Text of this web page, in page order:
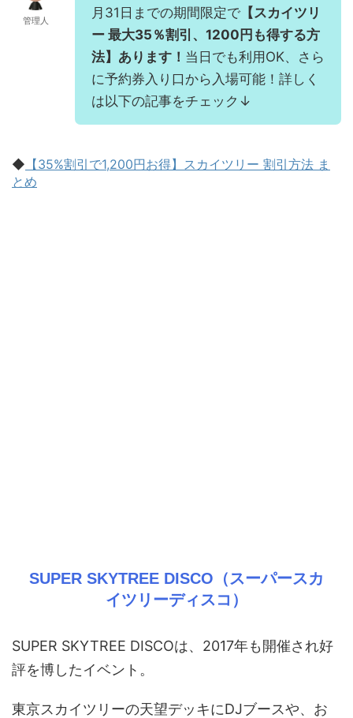
管理人
月31日までの期間限定で 【スカイツリ
ー 最大35％割引、1200円も得する方
法】あります！ 当日でも利用OK、さら
に予約券入り口から入場可能！詳しく
は以下の記事をチェック↓
◆ 【35%割引で1,200円お得】スカイツリー 割引方法 ま
とめ
SUPER SKYTREE DISCO（スーパースカ
イツリーディスコ）
SUPER SKYTREE DISCOは、2017年も開催され好
評を博したイベント。
東京スカイツリーの天望デッキにDJブースや、お